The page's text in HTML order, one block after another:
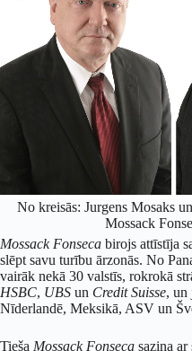
No kreisās: Jurgens Mosaks
Mossack
Mossack Fonseca birojs attīstīja
slēpt savu turību ārzonās. No
vairāk nekā 30 valstīs, rokrokā
HSBC, UBS un Credit Suisse, un
Nīderlandē, Meksikā, ASV un
Tieša Mossack Fonseca saziņa ar